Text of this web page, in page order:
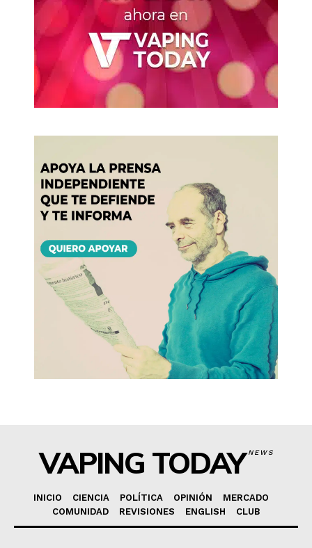
VAPING TODAYNEWS
INICIO CIENCIA POLÍTICA OPINIÓN
MERCADO
COMUNIDAD
REVISIONES ENGLISH CLUB